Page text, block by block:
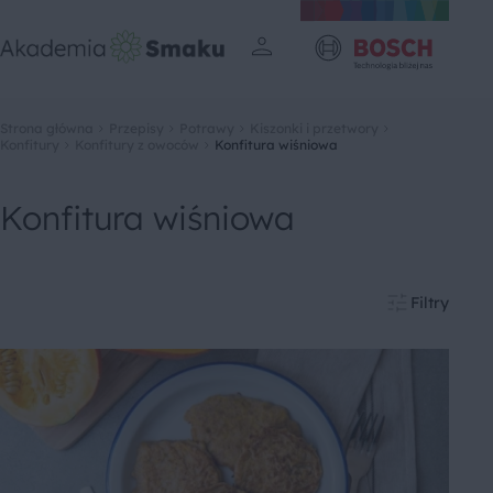
Konfitura wiśniowa
Konfitura wiśniowa
Filtry